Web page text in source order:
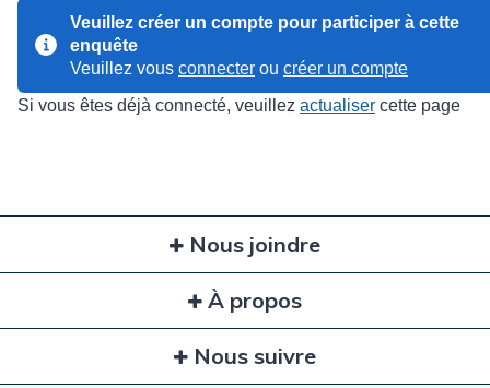
Veuillez créer un compte pour participer à cette
enquête
Veuillez vous connecter ou créer un compte
Si vous êtes déjà connecté, veuillez actualiser cette page
Nous joindre
À propos
Nous suivre